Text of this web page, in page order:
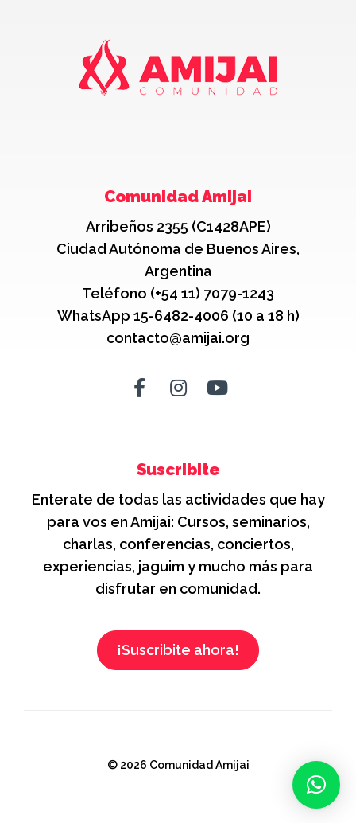
Comunidad Amijai
Arribeños 2355 (C1428APE)
Ciudad Autónoma de Buenos Aires,
Argentina
Teléfono (+54 11) 7079-1243
WhatsApp 15-6482-4006 (10 a 18 h)
contacto@amijai.org
Suscribite
Enterate de todas las actividades que hay
para vos en Amijai: Cursos, seminarios,
charlas, conferencias, conciertos,
experiencias, jaguim y mucho más para
disfrutar en comunidad.
¡Suscribite ahora!
© 2026 Comunidad Amijai